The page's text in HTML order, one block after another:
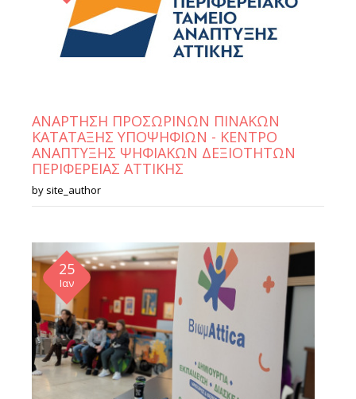
ΑΝΑΡΤΗΣΗ ΠΡΟΣΩΡΙΝΩΝ ΠΙΝΑΚΩΝ
ΚΑΤΑΤΑΞΗΣ ΥΠΟΨΗΦΙΩΝ - ΚΕΝΤΡΟ
ΑΝΑΠΤΥΞΗΣ ΨΗΦΙΑΚΩΝ ΔΕΞΙΟΤΗΤΩΝ
ΠΕΡΙΦΕΡΕΙΑΣ ΑΤΤΙΚΗΣ
by site_author
25
Ιαν